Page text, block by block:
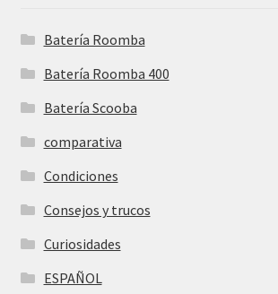
Batería Roomba
Batería Roomba 400
Batería Scooba
comparativa
Condiciones
Consejos y trucos
Curiosidades
ESPAÑOL